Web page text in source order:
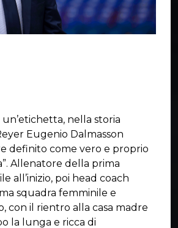
nella storia
Eugenio Dalmasson
definito come vero e proprio
Allenatore della prima
all’inizio, poi head coach
squadra femminile e
con il rientro alla casa madre
la lunga e ricca di